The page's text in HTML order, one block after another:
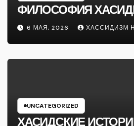
ФИЛОСОФИЯ
6 МАЯ, 2026 ХАССИДИЗМ
UNCATEGORIZED
ХАСИДСКИЕ